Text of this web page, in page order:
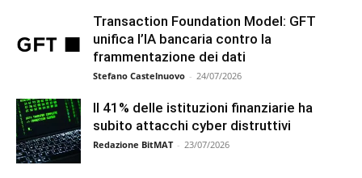
Transaction Foundation Model: GFT
unifica l’IA bancaria contro la
frammentazione dei dati
Stefano Castelnuovo - 24/07/2026
Il 41% delle istituzioni finanziarie ha
subito attacchi cyber distruttivi
Redazione BitMAT - 23/07/2026